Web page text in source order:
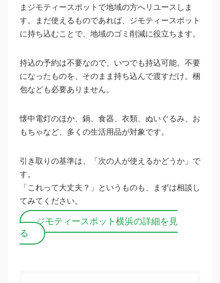
まジモティースポットで地域の方へリユースしま
す。まだ使えるものであれば、ジモティースポット
に持ち込むことで、地域のゴミ削減に役立ちます。
持込の予約は不要なので、いつでも持込可能。不要
になったものを、そのまま持ち込んで渡すだけ。梱
包なども必要ありません。
懐中電灯のほか、鍋、食器、衣類、ぬいぐるみ、お
もちゃなど、多くの生活用品が対象です。
引き取りの基準は、「次の人が使えるかどうか」で
す。
「これって大丈夫？」というものも、まずは相談し
てみてください。
ジモティースポット横浜の詳細を見
る